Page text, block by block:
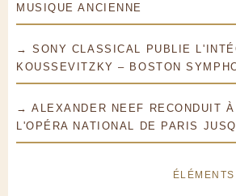
MUSIQUE ANCIENNE
→ SONY CLASSICAL PUBLIE
KOUSSEVITZKY – BOSTON
→ ALEXANDER NEEF RECONDUIT
L'OPÉRA NATIONAL DE PARIS